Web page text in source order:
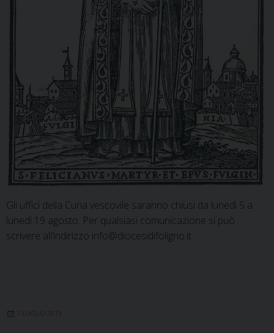
Gli uffici della Curia vescovile saranno chiusi da lunedì 5 a
lunedì 19 agosto. Per qualsiasi comunicazione si può
scrivere all’indirizzo info@diocesidifoligno.it
1 LUGLIO 2019